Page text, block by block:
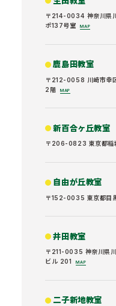
〒214-0034 神奈川県
ポ137号室
MAP
鹿島田教室
〒212-0058 川崎市幸
2階
MAP
新百合ヶ丘教室
〒206-0823 東京都稲
自由が丘教室
〒152-0035 東京都目
井田教室
〒211-0035 神奈川県
ビル 201
MAP
二子新地教室